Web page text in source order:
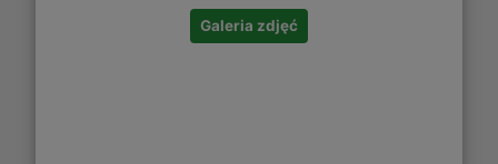
Galeria zdjęć